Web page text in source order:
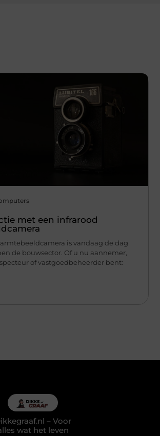
met een infrarood
is vandaag de dag
de bouwsector. Of u nu aannemer,
of vastgoedbeheerder bent:
– Voor
wat het leven